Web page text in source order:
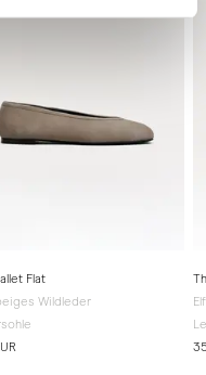
Flat
Wildleder